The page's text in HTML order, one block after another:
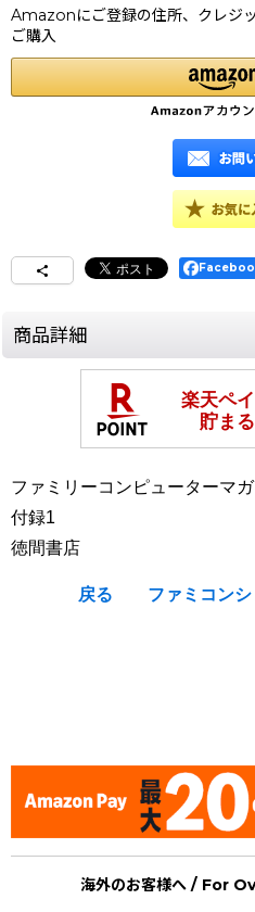
Amazonにご登録の住所、クレジ
ご購入
商品詳細
ファミリーコンピューターマ
付録1
徳間書店
戻る ファミコン
海外のお客様へ / For